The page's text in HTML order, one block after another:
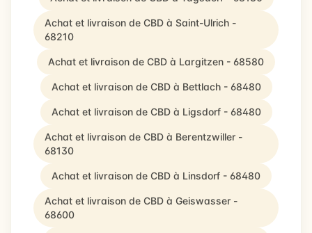
Achat et livraison de CBD à Saint-Ulrich -
68210
Achat et livraison de CBD à Largitzen - 68580
Achat et livraison de CBD à Bettlach - 68480
Achat et livraison de CBD à Ligsdorf - 68480
Achat et livraison de CBD à Berentzwiller -
68130
Achat et livraison de CBD à Linsdorf - 68480
Achat et livraison de CBD à Geiswasser -
68600